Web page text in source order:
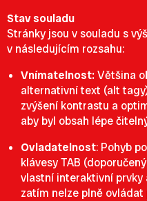
Stav souladu
Stránky jsou v souladu s
v následujícím rozsahu:
Vnímatelnost:Většina
alternativní text (alt
zvýšení kontrastu a
aby byl obsah lépe
Ovladatelnost: Pohyb
klávesy TAB
vlastní interaktivní
zatím nelze plně ovládat